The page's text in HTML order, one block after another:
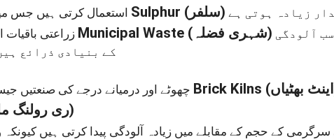
Sulphur (سلفر)
Municipal Waste (شہری فضلہ)
کے بنیادی ذرائع
Brick Kilns
ری رولنگ ملز)